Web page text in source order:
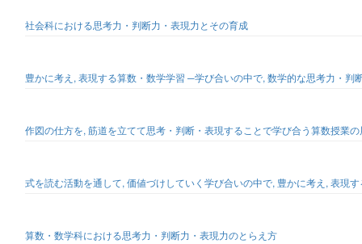
社会科における思考力・判断力・表現力とその育成
豊かに考え, 表現する算数・数学学習 ─学び合いの中で, 数学的な思考力・判
作図の仕方を, 筋道を立てて思考・判断・表現することで学び合う算数授業
式を読む活動を通して, 価値づけしていく学び合いの中で, 豊かに考え, 表
算数・数学科における思考力・判断力・表現力のとらえ方